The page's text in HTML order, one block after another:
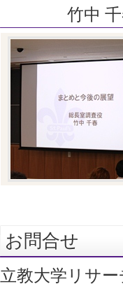
竹中 千春
お問合せ
立教大学リサ